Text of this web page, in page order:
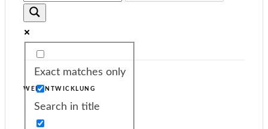
Exact matches only
Search in title
WEBENTWICKLUNG